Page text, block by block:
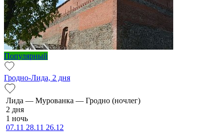
Популярный
Гродно-Лида, 2 дня
Ли­да — Мурованка — Грод­но (ночлег)
2 дня
1 ночь
07.11 28.11 26.12